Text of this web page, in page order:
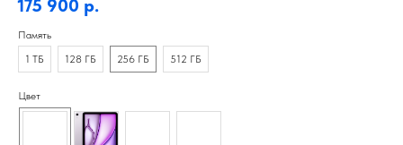
175 900 р.
Память
1 ТБ
128 ГБ 256 ГБ 512 ГБ
Цвет